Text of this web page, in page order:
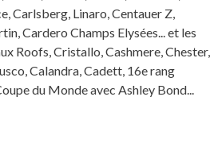
Carlsberg, Linaro, Centauer Z,
Cardero Champs Elysées... et les
Roofs, Cristallo, Cashmere, Chester,
Calandra, Cadett, 16e rang
du Monde avec Ashley Bond...